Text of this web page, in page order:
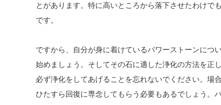
とがあります。特に高いところから落下させたわけで
です。
ですから、自分が身に着けているパワーストーンにつ
始めましょう。そしてその石に適した浄化の方法を正
必ず浄化をしてあげることを忘れないでください。場
ひたすら回復に専念してもらう必要もあるでしょう。